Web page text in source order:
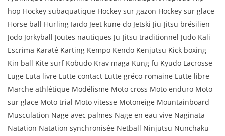
hop Hockey subaquatique Hockey sur gazon Hockey sur glace
Horse ball Hurling Iaïdo Jeet kune do Jetski Jiu-Jitsu brésilien
Jodo Jorkyball Joutes nautiques Ju-Jitsu traditionnel Judo Kali
Escrima Karaté Karting Kempo Kendo Kenjutsu Kick boxing
Kin ball Kite surf Kobudo Krav maga Kung fu Kyudo Lacrosse
Luge Luta livre Lutte contact Lutte gréco-romaine Lutte libre
Marche athlétique Modélisme Moto cross Moto enduro Moto
sur glace Moto trial Moto vitesse Motoneige Mountainboard
Musculation Nage avec palmes Nage en eau vive Naginata
Natation Natation synchronisée Netball Ninjutsu Nunchaku